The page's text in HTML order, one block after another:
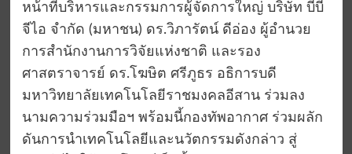
หน้าที่บริหารและกรรมการผู้จัดการใหญ่ บริษัท บีบี
จีไอ จำกัด (มหาชน) ดร.วิภารัตน์ ดีอ่อง ผู้อำนวย
การสำนักงานการวิจัยแห่งชาติ และรอง
ศาสตราจารย์ ดร.โฆษิต ศรีภูธร อธิการบดี
มหาวิทยาลัยเทคโนโลยีราชมงคลอีสาน ร่วมลง
นามความร่วมมือฯ พร้อมนี้กองทัพอากาศ ร่วมผลัก
ดันการนำเทคโนโลยีและนวัตกรรมดังกล่าว สู่